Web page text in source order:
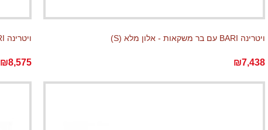
ויטרינה BARI עם בר משקאות - אלון מלא (S)
₪7,438
ויטרינה BARI עם בר משקאות - אלון מלא (S) ומגירות
₪8,575